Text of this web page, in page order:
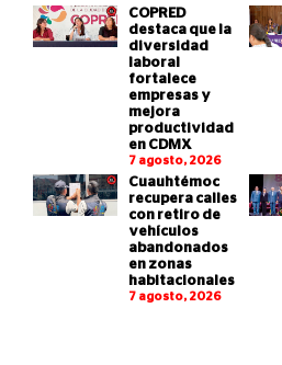
COPRED
destaca que la
diversidad
laboral
fortalece
empresas y
mejora
productividad
en CDMX
7 agosto, 2026
Cuauhtémoc
recupera calles
con retiro de
vehículos
abandonados
en zonas
habitacionales
7 agosto, 2026